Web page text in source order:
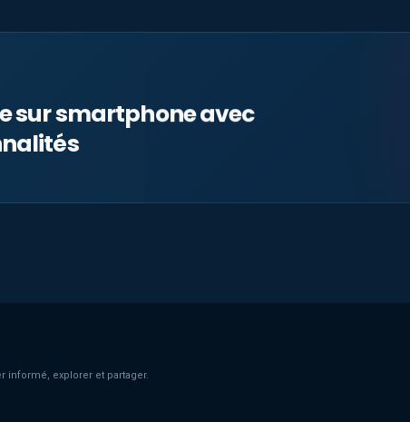
sur smartphone avec
informé, explorer et partager.